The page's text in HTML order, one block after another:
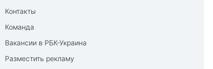
Контакты
Команда
Вакансии в РБК-Украина
Разместить рекламу